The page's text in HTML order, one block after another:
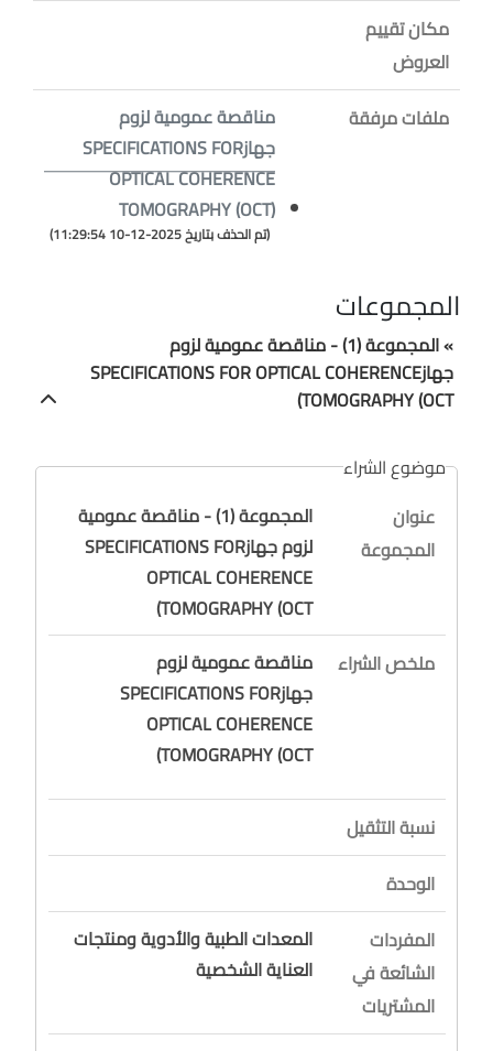
مكان تقييم
العروض
ملفات مرفقة
مناقصة عمومية لزوم
جهازSPECIFICATIONS FOR
OPTICAL COHERENCE
TOMOGRAPHY (OCT)
(تم الحذف بتاريخ 2025-12-10 11:29:54)
المجموعات
» المجموعة (1) - مناقصة عمومية لزوم
جهازSPECIFICATIONS FOR OPTICAL COHERENCE
TOMOGRAPHY (OCT)
موضوع الشراء
عنوان
المجموعة
المجموعة (1) - مناقصة عمومية
لزوم جهازSPECIFICATIONS FOR
OPTICAL COHERENCE
TOMOGRAPHY (OCT)
ملخص الشراء
مناقصة عمومية لزوم
جهازSPECIFICATIONS FOR
OPTICAL COHERENCE
TOMOGRAPHY (OCT)
نسبة التثقيل
الوحدة
المفردات
الشائعة في
المشتريات
المعدات الطبية والأدوية ومنتجات
العناية الشخصية